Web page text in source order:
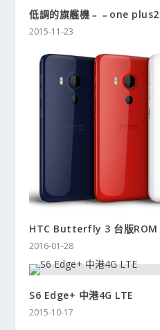
低調的旗艦機﹣﹣one plus2
2015-11-23
HTC Butterfly 3 台版ROM
2016-01-28
S6 Edge+ 中港4G LTE
2015-10-17